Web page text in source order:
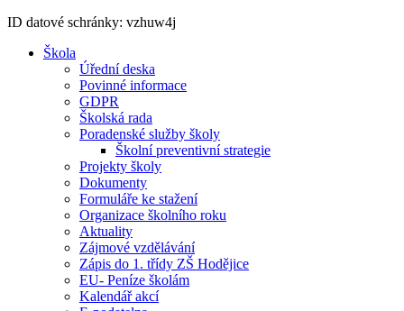
ID datové schránky: vzhuw4j
Škola
Úřední deska
Povinné informace
GDPR
Školská rada
Poradenské služby školy
Školní preventivní strategie
Projekty školy
Dokumenty
Formuláře ke stažení
Organizace školního roku
Aktuality
Zájmové vzdělávání
Zápis do 1. třídy ZŠ Hodějice
EU- Peníze školám
Kalendář akcí